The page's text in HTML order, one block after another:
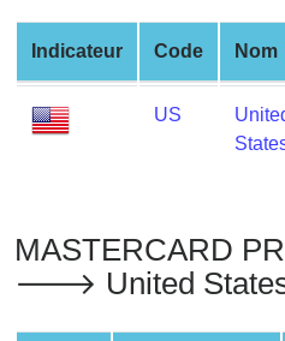
Generate
Credit
Card
from
BIN
Service
What
Indicateur Code Nom
US
MASTERCARD
🡒 United States